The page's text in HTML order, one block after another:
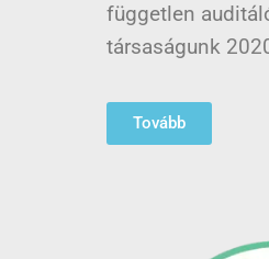
független
társaságunk
Tovább